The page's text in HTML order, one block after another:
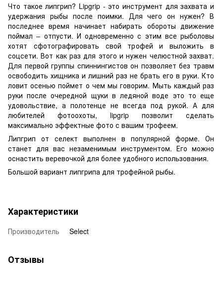
Что такое липгрип? Lipgrip - это инструмент для захвата и
удержания рыбы после поимки. Для чего он нужен? В
последнее время начинает набирать обороты движение
поймал – отпусти. И одновременно с этим все рыболовы
хотят сфотографировать свой трофей и выложить в
соцсети. Вот как раз для этого и нужен челюстной захват.
Для первой группы спиннингистов он позволяет без травм
освободить хищника и лишний раз не брать его в руки. Кто
ловит осенью поймет о чем мы говорим. Мыть каждый раз
руки после очередной щуки в ледяной воде это то еще
удовольствие, а полотенце не всегда под рукой. А для
любителей фотоохоты, lipgrip позволит сделать
максимально эффектные фото с вашим трофеем.
Липгрип от селект выполнен в популярной форме. Он
станет для вас незаменимым инструментом. Его можно
оснастить веревочкой для более удобного использования.
Большой вариант липгрипа для трофейной рыбы.
Характеристики
Производитель Select
Отзывы